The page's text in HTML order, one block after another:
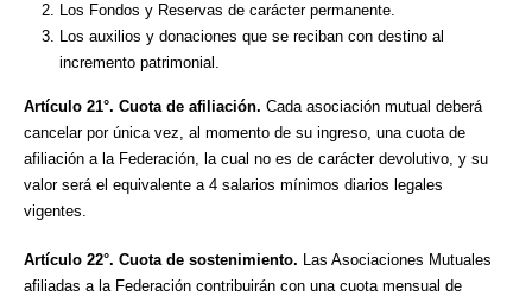
Los Fondos y Reservas de carácter permanente.
Los auxilios y donaciones que se reciban con destino al
incremento patrimonial.
Artículo 21°. Cuota de afiliación. Cada asociación mutual deberá
cancelar por única vez, al momento de su ingreso, una cuota de
afiliación a la Federación, la cual no es de carácter devolutivo, y su
valor será el equivalente a 4 salarios mínimos diarios legales
vigentes.
Artículo 22°. Cuota de sostenimiento. Las Asociaciones Mutuales
afiliadas a la Federación contribuirán con una cuota mensual de